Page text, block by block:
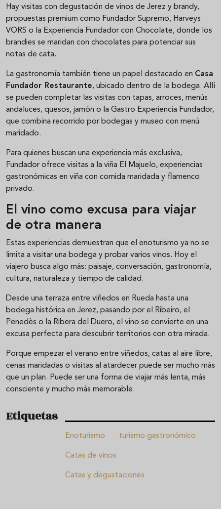
Hay visitas con degustación de vinos de Jerez y brandy,
propuestas premium como Fundador Supremo, Harveys
VORS o la Experiencia Fundador con Chocolate, donde los
brandies se maridan con chocolates para potenciar sus
notas de cata.
La gastronomía también tiene un papel destacado en Casa
Fundador Restaurante, ubicado dentro de la bodega. Allí
se pueden completar las visitas con tapas, arroces, menús
andaluces, quesos, jamón o la Gastro Experiencia Fundador,
que combina recorrido por bodegas y museo con menú
maridado.
Para quienes buscan una experiencia más exclusiva,
Fundador ofrece visitas a la viña El Majuelo, experiencias
gastronómicas en viña con comida maridada y flamenco
privado.
El vino como excusa para viajar
de otra manera
Estas experiencias demuestran que el enoturismo ya no se
limita a visitar una bodega y probar varios vinos. Hoy el
viajero busca algo más: paisaje, conversación, gastronomía,
cultura, naturaleza y tiempo de calidad.
Desde una terraza entre viñedos en Rueda hasta una
bodega histórica en Jerez, pasando por el Ribeiro, el
Penedès o la Ribera del Duero, el vino se convierte en una
excusa perfecta para descubrir territorios con otra mirada.
Porque empezar el verano entre viñedos, catas al aire libre,
cenas maridadas o visitas al atardecer puede ser mucho más
que un plan. Puede ser una forma de viajar más lenta, más
consciente y mucho más memorable.
Etiquetas
Enoturismo turismo gastronómico
Catas de vinos
Catas y degustaciones